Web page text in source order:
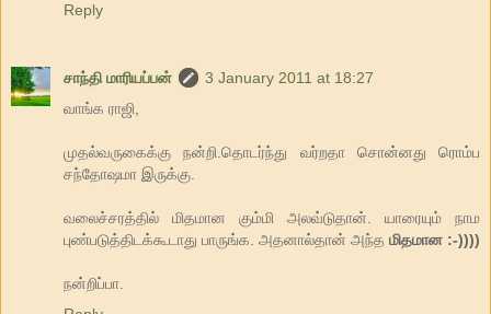
Reply
சாந்தி மாரியப்பன்
3 January 2011 at 18:27
வாங்க ராஜி,
முதல்வருகைக்கு நன்றி.தொடர்ந்து வர்றதா சொன்னது ரொம்ப
சந்தோஷமா இருக்கு.
வலைச்சரத்தில் மிதமான கும்மி அலவ்டுதான். யாரையும் நாம
புண்படுத்திடக்கூடாது பாருங்க. அதனால்தான் அந்த மிதமான :-))))
நன்றிப்பா.